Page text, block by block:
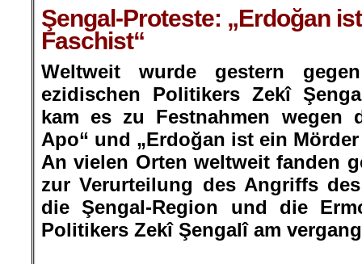
Şengal-Proteste: „Erdoğan
Faschist“
Weltweit wurde gestern
ezidischen Politikers Zekî
kam es zu Festnahmen wegen
Apo“ und „Erdoğan ist ein
An vielen Orten weltweit fanden
zur Verurteilung des Angriffs
die Şengal-Region und die
Politikers Zekî Şengalî am